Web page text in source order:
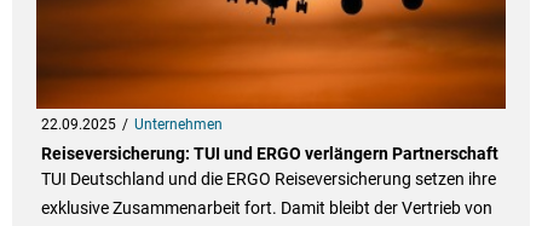
22.09.2025 Unternehmen
Reiseversicherung: TUI und ERGO verlängern Partnerschaft
TUI Deutschland und die ERGO Reiseversicherung setzen ihre
exklusive Zusammenarbeit fort. Damit bleibt der Vertrieb von